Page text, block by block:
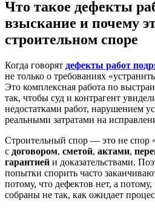
Что такое дефекты
взыскание и почему
строительном споре
Когда говорят дефекты работ
не только о требованиях
Это комплексная работа по
так, чтобы суд и контрагент
недостатками работ, нарушением
реальными затратами на
Строительный спор — это не спор
с договором, сметой, актами,
гарантией и доказательствами.
попытки спорить часто
потому, что дефектов нет, а потому,
собраны не так, как ожидает